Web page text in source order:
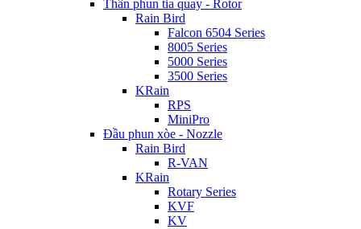
Thân phun tia quay - Rotor
Rain Bird
Falcon 6504 Series
8005 Series
5000 Series
3500 Series
KRain
RPS
MiniPro
Đầu phun xòe - Nozzle
Rain Bird
R-VAN
KRain
Rotary Series
KVF
KV